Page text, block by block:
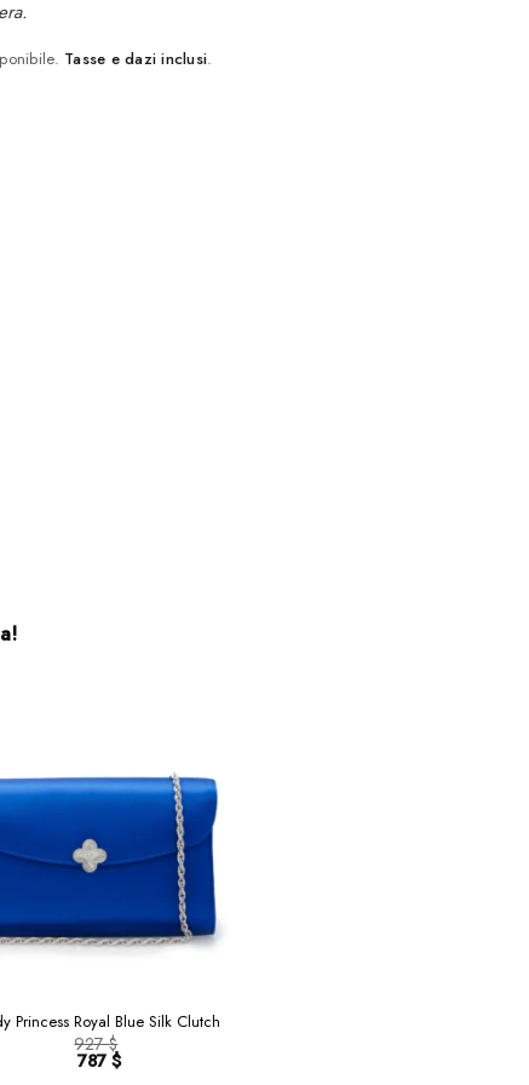
Tasse e dazi inclusi.
Princess Royal Blue Silk Clutch
927$
Il
prezzo
787 $